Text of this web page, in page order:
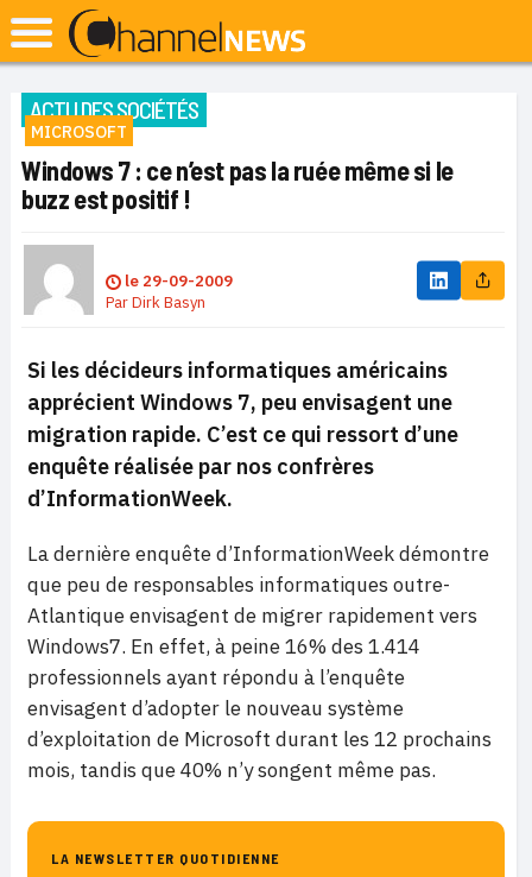
ACTU DES SOCIÉTÉS
MICROSOFT
Windows 7 : ce n’est pas la ruée même si le
buzz est positif !
le 29-09-2009
ParDirk Basyn
Si les décideurs informatiques américains
apprécient Windows 7, peu envisagent une
migration rapide. C’est ce qui ressort d’une
enquête réalisée par nos confrères
d’InformationWeek.
La dernière enquête d’InformationWeek démontre
que peu de responsables informatiques outre-
Atlantique envisagent de migrer rapidement vers
Windows7. En effet, à peine 16% des 1.414
professionnels ayant répondu à l’enquête
envisagent d’adopter le nouveau système
d’exploitation de Microsoft durant les 12 prochains
mois, tandis que 40% n’y songent même pas.
LA NEWSLETTER QUOTIDIENNE